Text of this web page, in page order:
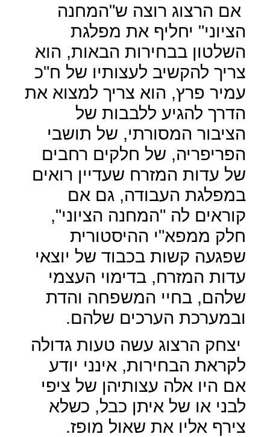
אם הרצוג רוצה ש"המחנה
הציוני" יחליף את מפלגת
השלטון בבחירות הבאות, הוא
צריך להקשיב לעצותיו של ח"כ
עמיר פרץ, הוא צריך למצוא את
הדרך להגיע ללבבות של
הציבור המסורתי, של תושבי
הפריפריה, של חלקים רחבים
של עדות המזרח שעדיין רואים
במפלגת העבודה, גם אם
קוראים לה "המחנה הציוני",
חלק ממפא"י ההיסטורית
שפגעה קשות בכבוד של יוצאי
עדות המזרח, בדימוי העצמי
שלהם, בחיי המשפחה והדת
ובמערכת הערכים שלהם.
יצחק הרצוג עשה טעות גדולה
לקראת הבחירות, אינני יודע
אם היו אלה עצותיהן של ציפי
לבני או של איתן כבל, כשלא
צירף אליו את שאול מופז.